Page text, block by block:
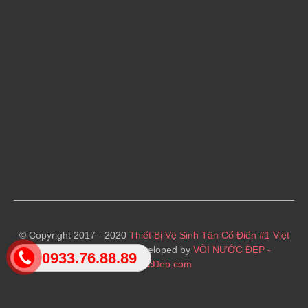
0933.76.88.89
© Copyright 2017 - 2020 Thiết Bị Vệ Sinh Tân Cổ Điển #1 Việt
Nam
· Designed and Developed by VÒI NƯỚC ĐẸP -
VoiNuocDep.com